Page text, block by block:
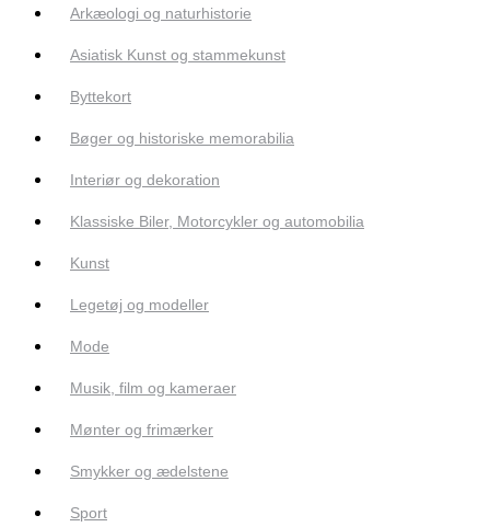
Arkæologi og naturhistorie
Asiatisk Kunst og stammekunst
Byttekort
Bøger og historiske memorabilia
Interiør og dekoration
Klassiske Biler, Motorcykler og automobilia
Kunst
Legetøj og modeller
Mode
Musik, film og kameraer
Mønter og frimærker
Smykker og ædelstene
Sport